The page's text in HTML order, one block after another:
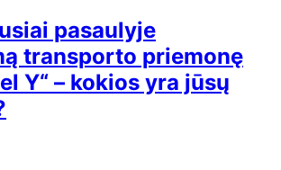
pasaulyje
transporto priemonę
Y“ – kokios yra jūsų